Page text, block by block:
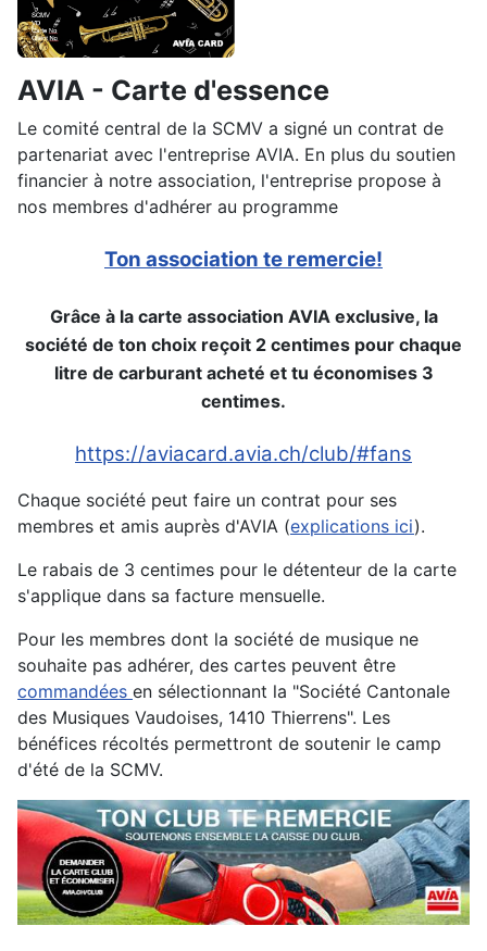
AVIA - Carte d'essence
Le comité central de la SCMV a signé un contrat de
partenariat avec l'entreprise AVIA. En plus du soutien
financier à notre association, l'entreprise propose à
nos membres d'adhérer au programme
Ton association te remercie!
Grâce à la carte association AVIA exclusive, la
société de ton choix reçoit 2 centimes pour chaque
litre de carburant acheté et tu économises 3
centimes.
https://aviacard.avia.ch/club/#fans
Chaque société peut faire un contrat pour ses
membres et amis auprès d'AVIA (explications ici).
Le rabais de 3 centimes pour le détenteur de la carte
s'applique dans sa facture mensuelle.
Pour les membres dont la société de musique ne
souhaite pas adhérer, des cartes peuvent être
commandées en sélectionnant la "Société Cantonale
des Musiques Vaudoises, 1410 Thierrens". Les
bénéfices récoltés permettront de soutenir le camp
d'été de la SCMV.